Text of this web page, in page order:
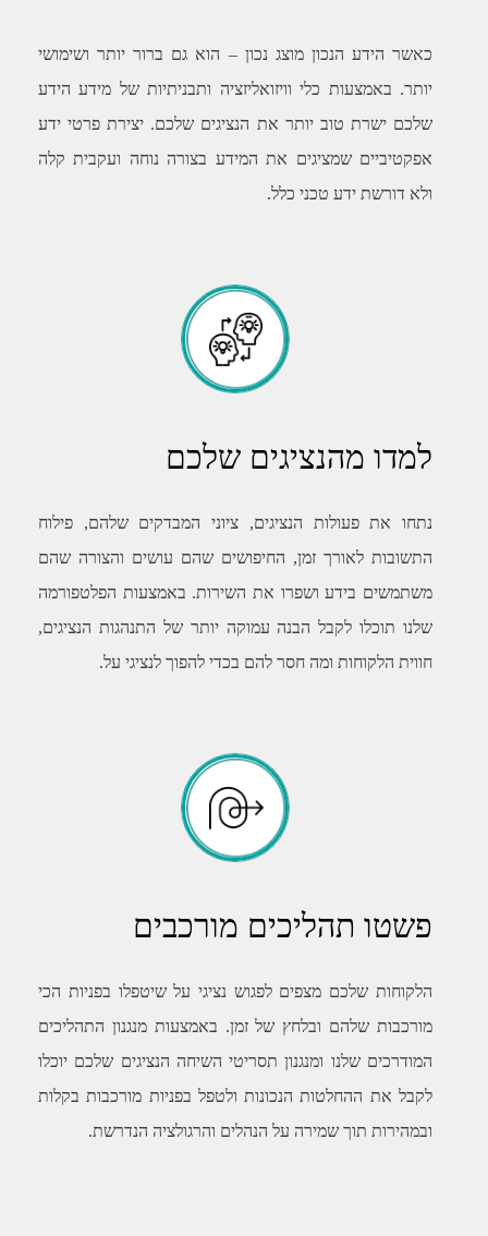
כאשר הידע הנכון מוצג נכון – הוא גם ברור יותר ושימושי
יותר. באמצעות כלי וויזואליזציה ותבניתיות של מידע הידע
שלכם ישרת טוב יותר את הנציגים שלכם. יצירת פרטי ידע
אפקטיביים שמציגים את המידע בצורה נוחה ועקבית קלה
ולא דורשת ידע טכני כלל.
למדו מהנציגים שלכם
נתחו את פעולות הנציגים, ציוני המבדקים שלהם, פילוח
התשובות לאורך זמן, החיפושים שהם עושים והצורה שהם
משתמשים בידע ושפרו את השירות. באמצעות הפלטפורמה
שלנו תוכלו לקבל הבנה עמוקה יותר של התנהגות הנציגים,
חווית הלקוחות ומה חסר להם בכדי להפוך לנציגי על.
פשטו תהליכים מורכבים
הלקוחות שלכם מצפים לפגוש נציגי על שיטפלו בפניות הכי
מורכבות שלהם ובלחץ של זמן. באמצעות מנגנון התהליכים
המודרכים שלנו ומנגנון תסריטי השיחה הנציגים שלכם יוכלו
לקבל את ההחלטות הנכונות ולטפל בפניות מורכבות בקלות
ובמהירות תוך שמירה על הנהלים והרגולציה הנדרשת.